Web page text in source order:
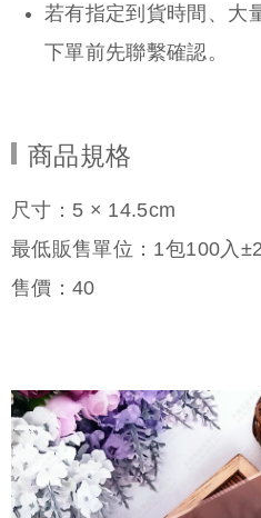
若有指定到貨時間、大
下單前先聯繫確認。
商品規格
尺寸：5 × 14.5cm
最低販售單位：1包100入
售價：40